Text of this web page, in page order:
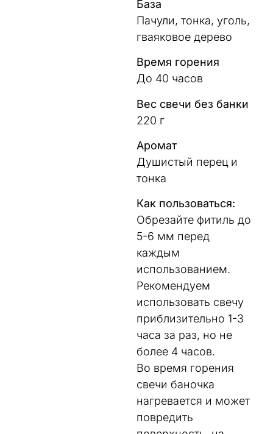
База
Пачули, тонка, уголь,
гваяковое дерево
Время горения
До 40 часов
Вес свечи без банки
220 г
Аромат
Душистый перец и
тонка
Как пользоваться:
Обрезайте фитиль до
5-6 мм перед
каждым
использованием.
Рекомендуем
использовать свечу
приблизительно 1-3
часа за раз, но не
более 4 часов.
Во время горения
свечи баночка
нагревается и может
повредить